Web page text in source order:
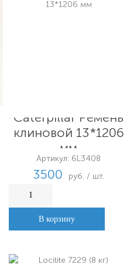
Caterpillar Ремень
клиновой 13*1206
мм
Артикул: 6L3408
3500 руб. / шт.
В корзину